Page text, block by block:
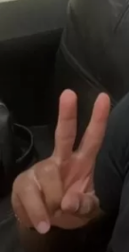
GRAN
SALUD